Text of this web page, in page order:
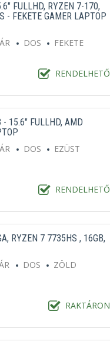
FULLHD, RYZEN 7-170,
- FEKETE GAMER LAPTOP
DOS FEKETE
RENDELHETŐ
- 15.6" FULLHD, AMD
DOS EZÜST
RENDELHETŐ
RYZEN 7 7735HS , 16GB,
DOS ZÖLD
RAKTÁRON